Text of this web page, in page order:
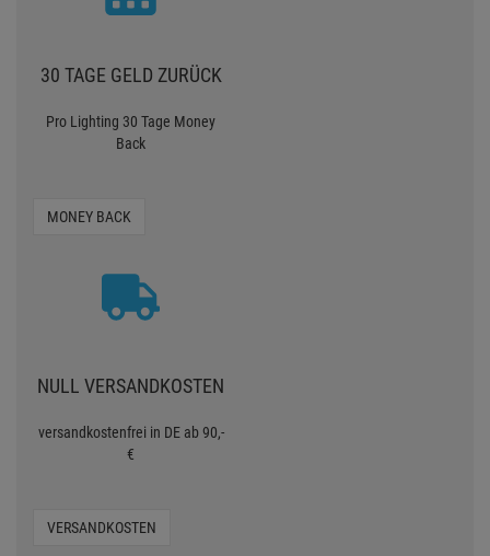
30 TAGE GELD ZURÜCK
Pro Lighting 30 Tage Money
Back
MONEY BACK
NULL VERSANDKOSTEN
versandkostenfrei in DE ab 90,-
€
VERSANDKOSTEN